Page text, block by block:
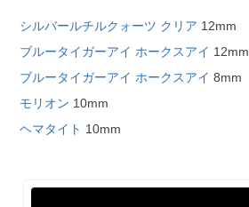
シルバールチルクォーツ クリア 12mm
ブルータイガーアイ ホークスアイ 12mm
ブルータイガーアイ ホークスアイ 8mm
モリオン 10mm
ヘマタイト 10mm